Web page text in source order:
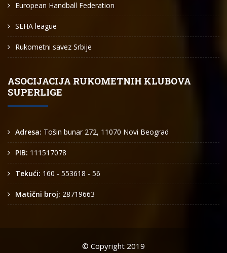
European Handball Federation
SEHA league
Rukometni savez Srbije
ASOCIJACIJA RUKOMETNIH KLUBOVA
SUPERLIGE
Adresa: Tošin bunar 272, 11070 Novi Beograd
PIB: 111517078
Tekući: 160 - 553618 - 56
Matični broj: 28719663
© Copyright 2019